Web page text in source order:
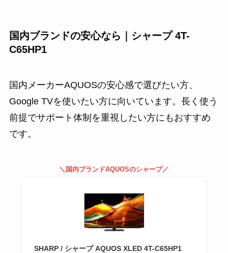
国内ブランドの安心なら｜シャープ 4T-
C65HP1
国内メーカーAQUOSの安心感で選びたい方、
Google TVを使いたい方に向いています。長く使う
前提でサポート体制を重視したい方にもおすすめ
です。
＼国内ブランドAQUOSのシャープ／
SHARP / シャープ AQUOS XLED 4T-C65HP1